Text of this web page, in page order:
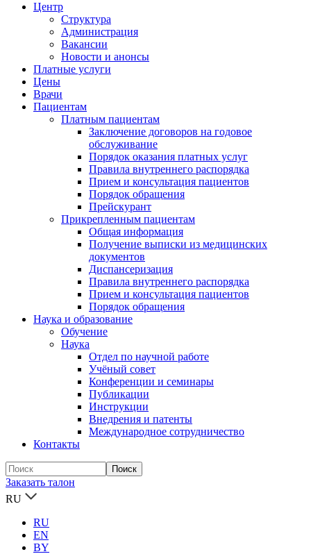
Центр
Структура
Администрация
Вакансии
Новости и анонсы
Платные услуги
Цены
Врачи
Пациентам
Платным пациентам
Заключение договоров на годовое
обслуживание
Порядок оказания платных услуг
Правила внутреннего распорядка
Прием и консультация пациентов
Порядок обращения
Прейскурант
Прикрепленным пациентам
Общая информация
Получение выписки из медицинских
документов
Диспансеризация
Правила внутреннего распорядка
Прием и консультация пациентов
Порядок обращения
Наука и образование
Обучение
Наука
Отдел по научной работе
Учёный совет
Конференции и семинары
Публикации
Инструкции
Внедрения и патенты
Международное сотрудничество
Контакты
Заказать талон
RU
RU
EN
BY